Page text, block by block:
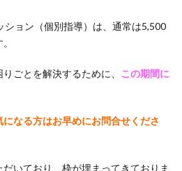
ョン（個別指導）は、通常は5,500
ごとを解決するために、 この期間に
なる方はお早めにお問合せくださ
いており、枠が埋まってきておりま